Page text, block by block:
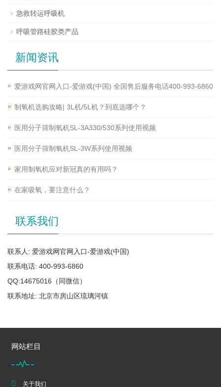
急救转运呼吸机
呼吸管路硅胶类产品
新闻资讯
爱游戏网官网入口-爱游戏(中国) 全国售后服务电话400-993-6860
制氧机选购攻略| 3L机/5L机？到底选哪个？
医用分子筛制氧机SL-3A330/530系列使用视频
医用分子筛制氧机SL-3W系列使用视频
家用制氧机应对新冠真的有用吗？
在家吸氧，要注意什么？
联系我们
联系人: 爱游戏网官网入口-爱游戏(中国)
联系电话: 400-993-6860
QQ:14675016（同微信）
联系地址: 北京市房山区琉璃河镇
网站栏目
关于我们